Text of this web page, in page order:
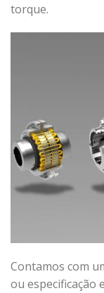
torque.
Contamos com
ou especificação